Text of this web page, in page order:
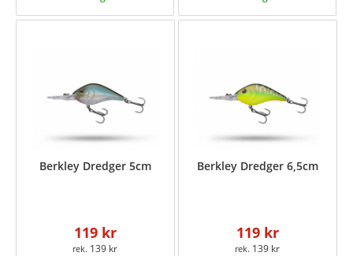
Berkley Dredger 5cm
119 kr
139 kr
Berkley Dredger 6,5cm
119 kr
139 kr